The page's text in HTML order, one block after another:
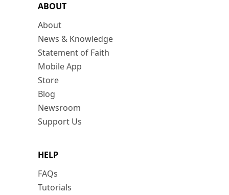
ABOUT
About
News & Knowledge
Statement of Faith
Mobile App
Store
Blog
Newsroom
Support Us
HELP
FAQs
Tutorials